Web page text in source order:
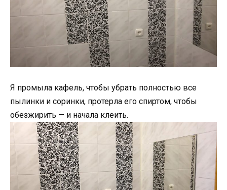
Я промыла кафель, чтобы убрать полностью все
пылинки и соринки, протерла его спиртом, чтобы
обезжирить — и начала клеить.